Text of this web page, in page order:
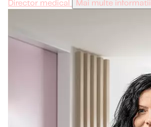
Director medical Mai multe informatii